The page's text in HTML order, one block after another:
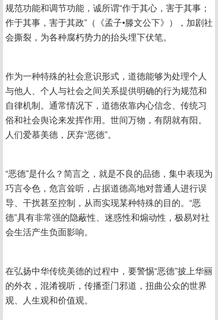
规范功能和调节功能，诚所谓“作于其心，害于其事；
作于其事，害于其政”（《孟子•滕文公下》），加剧社
会撕裂，为各种腐朽势力的抬头埋下伏笔。
作为一种特殊的社会意识形式，道德能够为处理个人
与他人、个人与社会之间关系提供明确的行为规范和
自律机制。通常情况下，道德依靠内心信念、传统习
俗和社会舆论来发挥作用。世间万物，有阴就有阳。
人们爱慕美德，厌弃“恶德”。
“恶德”是什么？简言之，就是不良的品德，集中表现为
巧言令色，危言耸听，占据道德高地对普通人进行误
导、干扰甚至控制，从而实现某种特殊的目的。“恶
德”具有非常强的隐蔽性、迷惑性和煽动性，极易对社
会生活产生负面影响。
在弘扬中华传统美德的过程中，要警惕“恶德”披上华丽
的外衣，混淆视听，传播歪门邪道，扭曲公众的世界
观、人生观和价值观。